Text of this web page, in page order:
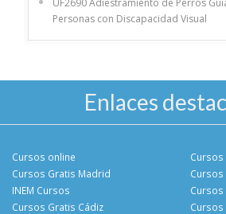
Personas con Discapacidad Visual
Enlaces
Cursos online
Cursos Gratis Madrid
INEM Cursos
Cursos Gratis Cádiz
Cursos
Cursos
Cursos